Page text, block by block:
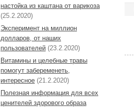
настойка из каштана от варикоза
(25.2.2020)
Эксперимент на миллион
долларов, от наших
пользователей (23.2.2020)
Витамины и целебные травы
помогут забеременеть,
интересное (21.2.2020)
Полезная информация для всех
ценителей здорового образа